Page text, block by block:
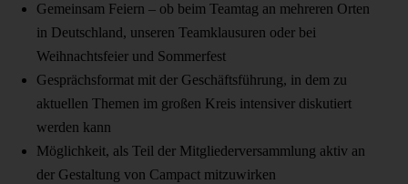
Gemeinsam Feiern – ob beim Teamtag an mehreren Orten
in Deutschland, unseren Teamklausuren oder bei
Weihnachtsfeier und Sommerfest
Gesprächsformat mit der Geschäftsführung, in dem zu
aktuellen Themen im großen Kreis intensiver diskutiert
werden kann
Möglichkeit, als Teil der Mitgliederversammlung aktiv an
der Gestaltung von Campact mitzuwirken